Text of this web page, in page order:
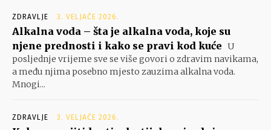
ZDRAVLJE 3. VELJAČE 2026.
Alkalna voda – šta je alkalna voda, koje su
njene prednosti i kako se pravi kod kuće U
posljednje vrijeme sve se više govori o zdravim navikama,
a među njima posebno mjesto zauzima alkalna voda.
Mnogi...
ZDRAVLJE 3. VELJAČE 2026.